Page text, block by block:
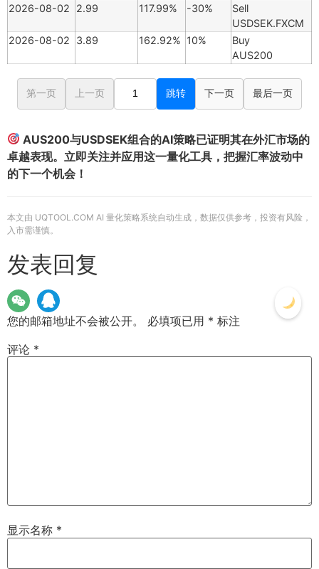
2026-08-02
2.99 117.99% -30%
Sell
USDSEK.FXCM
2026-08-02
3.89 162.92% 10%
Buy
AUS200
第一页 上一页 跳转 下一页 最后一页
AUS200与USDSEK组合的AI策略已证明其在外汇市场的
卓越表现。立即关注并应用这一量化工具，把握汇率波动中
的下一个机会！
本文由 UQTOOL.COM AI 量化策略系统自动生成，数据仅供参考，投资有风险，
入市需谨慎。
发表回复
您的邮箱地址不会被公开。 必填项已用 * 标注
评论 *
显示名称 *